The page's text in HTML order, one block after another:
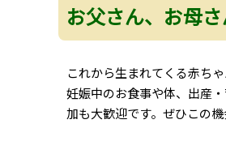
お父さん、お母
これから生まれてくる赤ち
妊娠中のお食事や体、出産
加も大歓迎です。ぜひこの